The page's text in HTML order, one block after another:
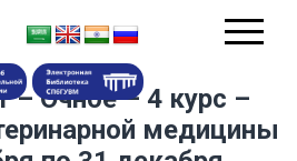
– Очное – 4 курс –
медицины